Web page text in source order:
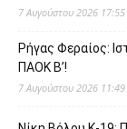
7 Αυγούστου 2026 17:55
Ρήγας Φεραίος:
ΠΑΟΚ Β’!
7 Αυγούστου 2026 11:49